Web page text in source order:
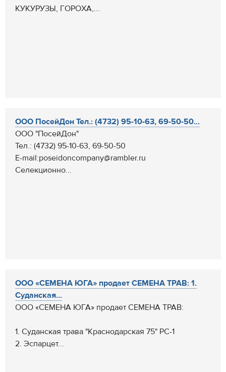
КУКУРУЗЫ, ГОРОХА,...
ООО ПосейДон Тел.: (4732) 95-10-63, 69-50-50...
ООО "ПосейДон"
Тел.: (4732) 95-10-63, 69-50-50
E-mail:poseidoncompany@rambler.ru
Селекционно...
ООО «СЕМЕНА ЮГА» продает СЕМЕНА ТРАВ: 1.
Суданская...
ООО «СЕМЕНА ЮГА» продает СЕМЕНА ТРАВ:
1. Суданская трава "Краснодарская 75" РС-1
2. Эспарцет...